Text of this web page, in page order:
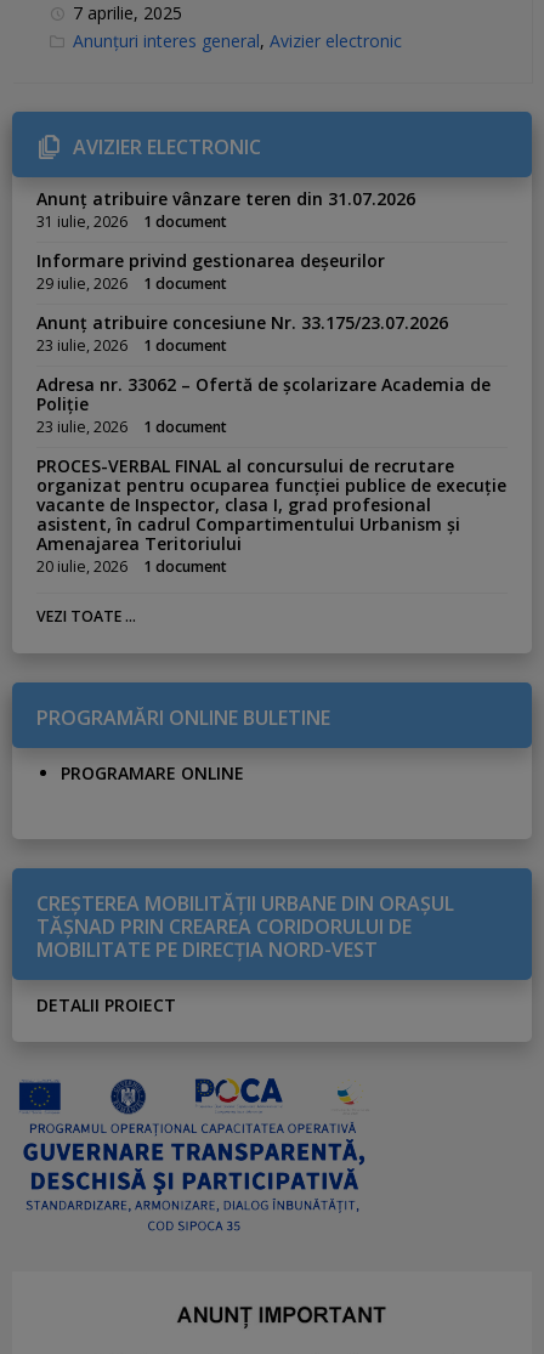
7 aprilie, 2025
C
r
i
e
s
Anunțuri interes general, Avizier electronic
AVIZIER ELECTRONIC
Anunț atribuire vânzare teren din 31.07.2026
31 iulie, 2026 1 document
Informare privind gestionarea deșeurilor
29 iulie, 2026 1 document
Anunț atribuire concesiune Nr. 33.175/23.07.2026
23 iulie, 2026 1 document
Adresa nr. 33062 – Ofertă de școlarizare Academia de
Poliție
23 iulie, 2026 1 document
PROCES-VERBAL FINAL al concursului de recrutare
organizat pentru ocuparea funcției publice de execuție
vacante de Inspector, clasa I, grad profesional
asistent, în cadrul Compartimentului Urbanism și
Amenajarea Teritoriului
20 iulie, 2026 1 document
VEZI TOATE ...
PROGRAMĂRI ONLINE BULETINE
PROGRAMARE ONLINE
CREŞTEREA MOBILITĂŢII URBANE DIN ORAŞUL
TĂŞNAD PRIN CREAREA CORIDORULUI DE
MOBILITATE PE DIRECŢIA NORD-VEST
DETALII PROIECT